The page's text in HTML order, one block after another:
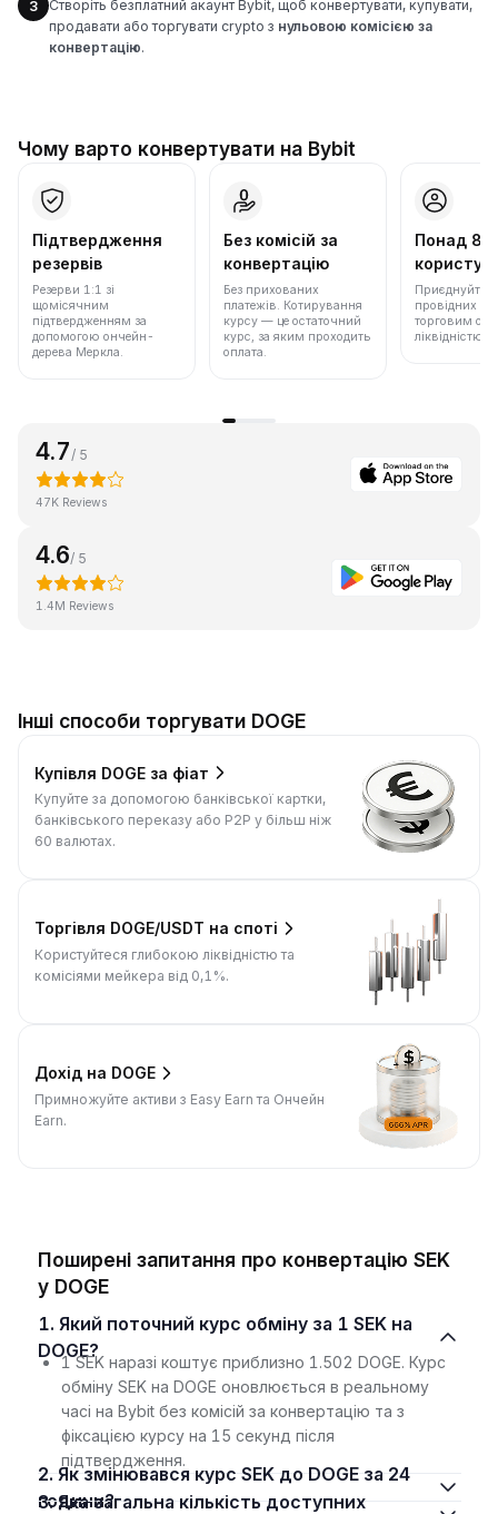
3
Створіть безплатний акаунт Bybit, щоб конвертувати, купувати,
продавати або торгувати crypto з нульовою комісією за
конвертацію.
Чому варто конвертувати на Bybit
Підтвердження
резервів
Резерви 1:1 зі
щомісячним
підтвердженням за
допомогою ончейн-
дерева Меркла.
Без комісій за
конвертацію
Без прихованих
платежів. Котирування
курсу — це остаточний
курс, за яким проходить
оплата.
Понад 86
Приєднуйтеся
провідних
торговим
ліквідністю.
4.7 / 5
47K Reviews
4.6/ 5
1.4M Reviews
Інші способи торгувати DOGE
Купівля DOGE за фіат
Купуйте за допомогою банківської картки,
банківського переказу або P2P у більш ніж
60 валютах.
Торгівля DOGE/USDT на споті
Користуйтеся глибокою ліквідністю та
комісіями мейкера від 0,1%.
Дохід на DOGE
Примножуйте активи з Easy Earn та Ончейн
Earn.
Поширені запитання про конвертацію SEK
у DOGE
1. Який поточний курс обміну за 1 SEK на
DOGE?
1 SEK наразі коштує приблизно 1.502 DOGE. Курс
обміну SEK на DOGE оновлюється в реальному
часі на Bybit без комісій за конвертацію та з
фіксацією курсу на 15 секунд після
підтвердження.
2. Як змінювався курс SEK до DOGE за 24
години?
3. Яка загальна кількість доступних